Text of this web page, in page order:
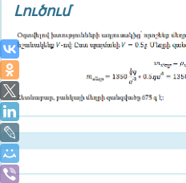
Լուծում